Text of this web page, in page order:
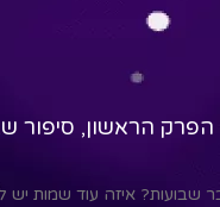
הפרק הראשון, סיפור
שבועות? איזה עוד שמות